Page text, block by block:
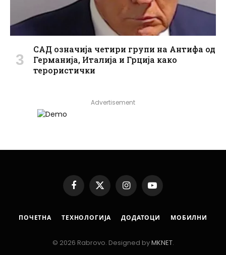
САД означија четири групи на Антифа од
Германија, Италија и Грција како
терористички
Advertisement
Facebook
X
(Twitter)
InstagramYouTube
ПОЧЕТНА ТЕХНОЛОГИЈА ДОДАТОЦИ МОБИЛНИ
© 2026 Rabrovo. Designed byMKNET.